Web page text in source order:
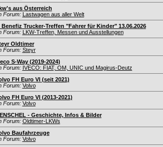
aus Österreich
Forum: Lastwagen aus aller Welt
Benefiz Trucker-Treffen "Fahrer für Kinder" 13.06.2026
Forum: LKW-Treffen, Messen und Ausstellungen
Oldtimer
Forum: Steyr
S-Way (2019-2024)
Forum: IVECO: FIAT, OM, UNIC und Magirus-Deutz
FH Euro VI (seit 2021)
Forum: Volvo
FH Euro VI (2013-2021)
Forum: Volvo
- Geschichte, Infos & Bilder
Forum: Oldtimer-LKWs
Baufahrzeuge
Forum: Volvo